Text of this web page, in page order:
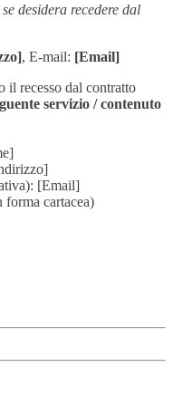
desidera recedere dal
, E-mail: [Email]
recesso dal contratto
servizio / contenuto
[Email]
cartacea)